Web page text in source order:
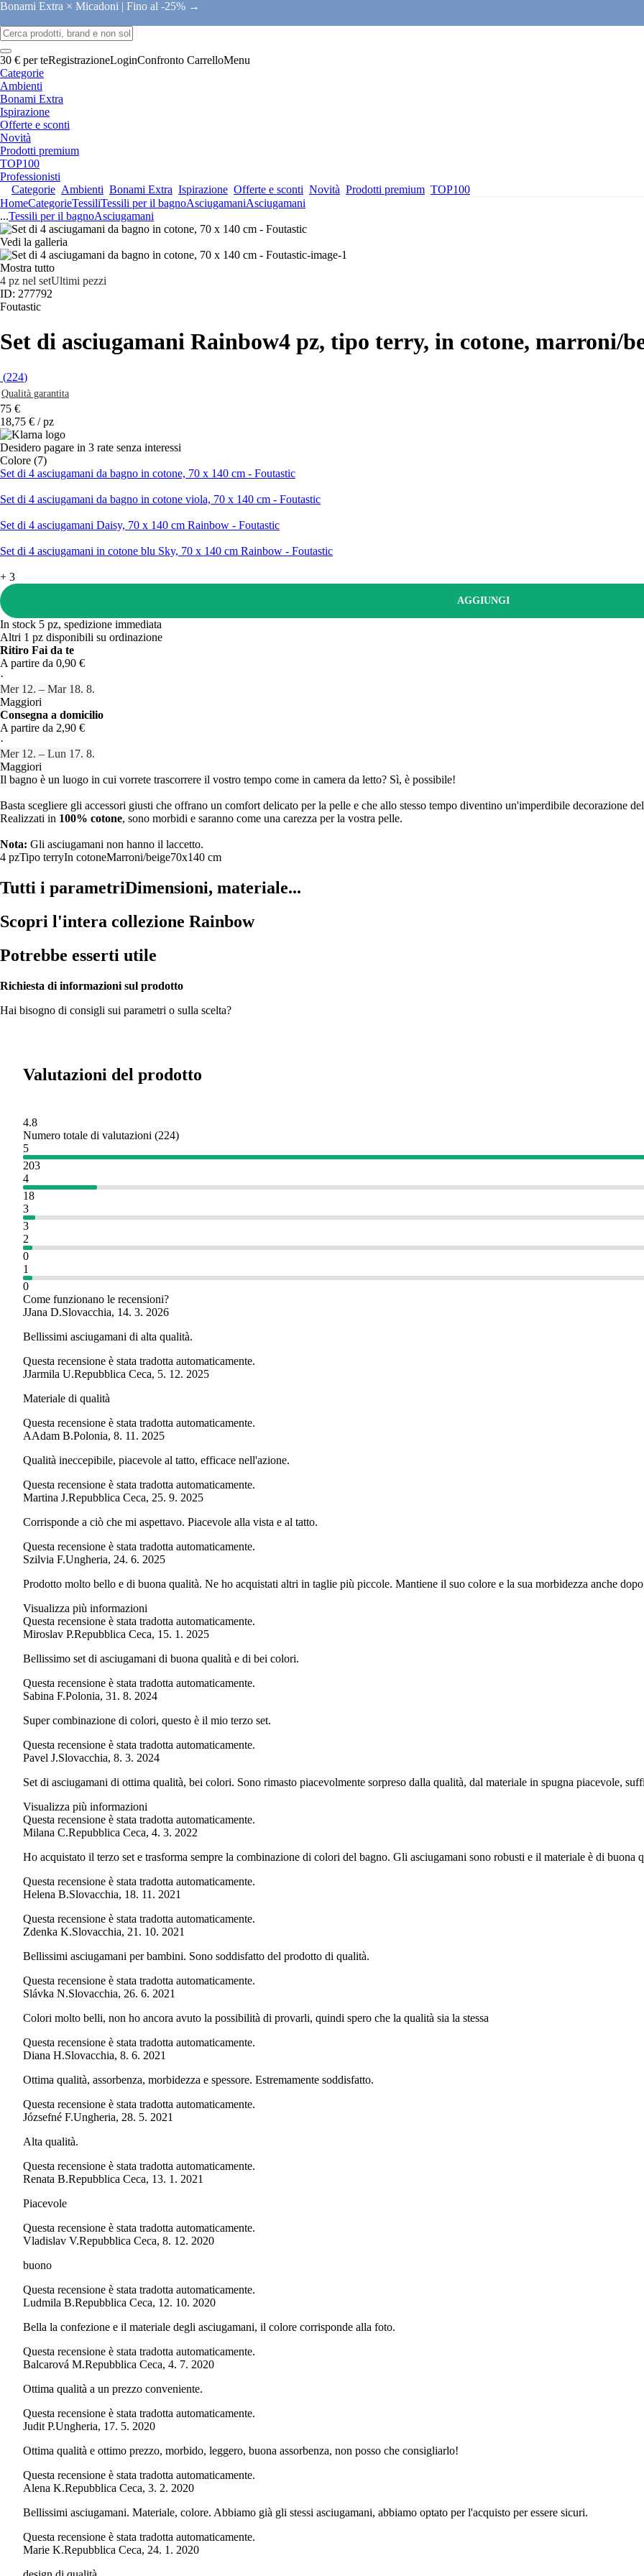
Bonami Extra × Micadoni | Fino al -25% →
30 € per teRegistrazioneLoginConfronto CarrelloMenu
Categorie
Ambienti
Bonami Extra
Ispirazione
Offerte e sconti
Novità
Prodotti premium
TOP100
Professionisti
Categorie Ambienti Bonami Extra Ispirazione Offerte e sconti Novità Prodotti premium TOP100
HomeCategorieTessiliTessili per il bagnoAsciugamaniAsciugamani
...Tessili per il bagnoAsciugamani
Vedi la galleria
Mostra tutto
4 pz nel setUltimi pezzi
ID: 277792
Foutastic
Set di asciugamani Rainbow4 pz, tipo terry, in cotone, marroni/
(224)
Qualità garantita
75 €
18,75 € / pz
Desidero pagare in 3 rate senza interessi
Colore (7)
Set di 4 asciugamani da bagno in cotone, 70 x 140 cm - Foutastic
Set di 4 asciugamani da bagno in cotone viola, 70 x 140 cm - Foutastic
Set di 4 asciugamani Daisy, 70 x 140 cm Rainbow - Foutastic
Set di 4 asciugamani in cotone blu Sky, 70 x 140 cm Rainbow - Foutastic
+ 3
AGGIUNGI
In stock 5 pz, spedizione immediata
Altri 1 pz disponibili su ordinazione
Ritiro Fai da te
A partire da 0,90 €
·
Mer 12. – Mar 18. 8.
Maggiori
Consegna a domicilio
A partire da 2,90 €
·
Mer 12. – Lun 17. 8.
Maggiori
Il bagno è un luogo in cui vorrete trascorrere il vostro tempo come in camera da letto? Sì, è possibile!
Basta scegliere gli accessori giusti che offrano un comfort delicato per la pelle e che allo stesso tempo diventino un'imperdibile decorazione
Realizzati in 100% cotone, sono morbidi e saranno come una carezza per la vostra pelle.
Nota: Gli asciugamani non hanno il laccetto.
4 pzTipo terryIn cotoneMarroni/beige70x140 cm
Tutti i parametriDimensioni, materiale...
Scopri l'intera collezione Rainbow
Potrebbe esserti utile
Richiesta di informazioni sul prodotto
Hai bisogno di consigli sui parametri o sulla scelta?
Valutazioni del prodotto
4.8
Numero totale di valutazioni (224)
5
203
4
18
3
3
2
0
1
0
Come funzionano le recensioni?
JJana D.Slovacchia, 14. 3. 2026
Bellissimi asciugamani di alta qualità.
Questa recensione è stata tradotta automaticamente.
JJarmila U.Repubblica Ceca, 5. 12. 2025
Materiale di qualità
Questa recensione è stata tradotta automaticamente.
AAdam B.Polonia, 8. 11. 2025
Qualità ineccepibile, piacevole al tatto, efficace nell'azione.
Questa recensione è stata tradotta automaticamente.
Martina J.Repubblica Ceca, 25. 9. 2025
Corrisponde a ciò che mi aspettavo. Piacevole alla vista e al tatto.
Questa recensione è stata tradotta automaticamente.
Szilvia F.Ungheria, 24. 6. 2025
Prodotto molto bello e di buona qualità. Ne ho acquistati altri in taglie più piccole. Mantiene il suo colore e la sua morbidezza anche
Visualizza più informazioni
Questa recensione è stata tradotta automaticamente.
Miroslav P.Repubblica Ceca, 15. 1. 2025
Bellissimo set di asciugamani di buona qualità e di bei colori.
Questa recensione è stata tradotta automaticamente.
Sabina F.Polonia, 31. 8. 2024
Super combinazione di colori, questo è il mio terzo set.
Questa recensione è stata tradotta automaticamente.
Pavel J.Slovacchia, 8. 3. 2024
Set di asciugamani di ottima qualità, bei colori. Sono rimasto piacevolmente sorpreso dalla qualità, dal materiale in spugna piacevole,
Visualizza più informazioni
Questa recensione è stata tradotta automaticamente.
Milana C.Repubblica Ceca, 4. 3. 2022
Ho acquistato il terzo set e trasforma sempre la combinazione di colori del bagno. Gli asciugamani sono robusti e il materiale è di buona
Questa recensione è stata tradotta automaticamente.
Helena B.Slovacchia, 18. 11. 2021
Questa recensione è stata tradotta automaticamente.
Zdenka K.Slovacchia, 21. 10. 2021
Bellissimi asciugamani per bambini. Sono soddisfatto del prodotto di qualità.
Questa recensione è stata tradotta automaticamente.
Slávka N.Slovacchia, 26. 6. 2021
Colori molto belli, non ho ancora avuto la possibilità di provarli, quindi spero che la qualità sia la stessa
Questa recensione è stata tradotta automaticamente.
Diana H.Slovacchia, 8. 6. 2021
Ottima qualità, assorbenza, morbidezza e spessore. Estremamente soddisfatto.
Questa recensione è stata tradotta automaticamente.
Józsefné F.Ungheria, 28. 5. 2021
Alta qualità.
Questa recensione è stata tradotta automaticamente.
Renata B.Repubblica Ceca, 13. 1. 2021
Piacevole
Questa recensione è stata tradotta automaticamente.
Vladislav V.Repubblica Ceca, 8. 12. 2020
buono
Questa recensione è stata tradotta automaticamente.
Ludmila B.Repubblica Ceca, 12. 10. 2020
Bella la confezione e il materiale degli asciugamani, il colore corrisponde alla foto.
Questa recensione è stata tradotta automaticamente.
Balcarová M.Repubblica Ceca, 4. 7. 2020
Ottima qualità a un prezzo conveniente.
Questa recensione è stata tradotta automaticamente.
Judit P.Ungheria, 17. 5. 2020
Ottima qualità e ottimo prezzo, morbido, leggero, buona assorbenza, non posso che consigliarlo!
Questa recensione è stata tradotta automaticamente.
Alena K.Repubblica Ceca, 3. 2. 2020
Bellissimi asciugamani. Materiale, colore. Abbiamo già gli stessi asciugamani, abbiamo optato per l'acquisto per essere sicuri.
Questa recensione è stata tradotta automaticamente.
Marie K.Repubblica Ceca, 24. 1. 2020